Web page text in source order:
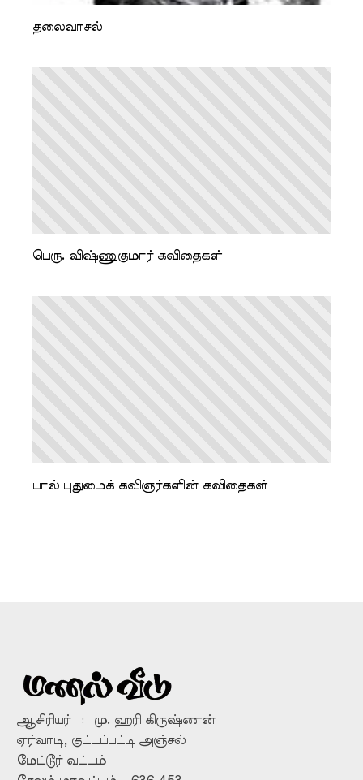
தலைவாசல்
பெரு. விஷ்ணுகுமார் கவிதைகள்
பால் புதுமைக் கவிஞர்களின் கவிதைகள்
ஆசிரியர் : மு. ஹரி கிருஷ்ணன்
ஏர்வாடி, குட்டப்பட்டி அஞ்சல்
மேட்டூர் வட்டம்